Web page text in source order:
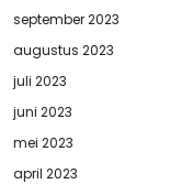
september 2023
augustus 2023
juli 2023
juni 2023
mei 2023
april 2023